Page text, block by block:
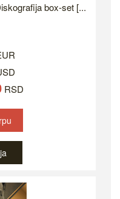
box-set [...
RSD